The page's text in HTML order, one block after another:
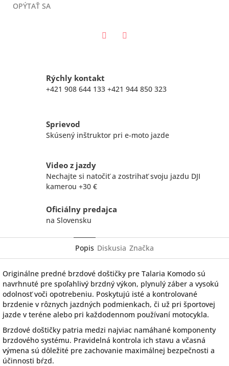
OPÝTAŤ SA
Rýchly kontakt
+421 908 644 133 +421 944 850 323
Sprievod
Skúsený inštruktor pri e-moto jazde
Video z jazdy
Nechajte si natočiť a zostrihať svoju jazdu DJI
kamerou +30 €
Oficiálny predajca
na Slovensku
Popis Diskusia Značka
Originálne predné brzdové doštičky pre Talaria Komodo sú
navrhnuté pre spoľahlivý brzdný výkon, plynulý záber a vysokú
odolnosť voči opotrebeniu. Poskytujú isté a kontrolované
brzdenie v rôznych jazdných podmienkach, či už pri športovej
jazde v teréne alebo pri každodennom používaní motocykla.
Brzdové doštičky patria medzi najviac namáhané komponenty
brzdového systému. Pravidelná kontrola ich stavu a včasná
výmena sú dôležité pre zachovanie maximálnej bezpečnosti a
účinnosti bŕzd.